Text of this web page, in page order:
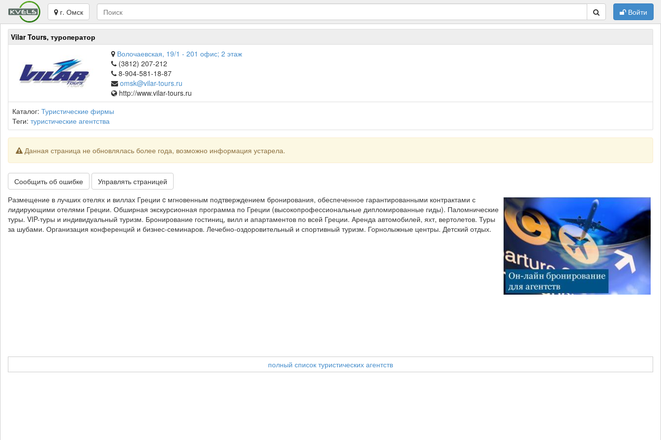
г. Омск Войти
Vilar Tours, туроператор
Волочаевская, 19/1 - 201 офис; 2 этаж
(3812) 207-212
8-904-581-18-87
omsk@vilar-tours.ru
http://www.vilar-tours.ru
Каталог: Туристические фирмы
Теги: туристические агентства
Данная страница не обновлялась более года, возможно информация устарела.
Сообщить об ошибке
Управлять страницей
Размещение в лучших отелях и виллах Греции c мгновенным подтверждением бронирования, обеспеченное гарантированными контрактами с
лидирующими отелями Греции. Обширная экскурсионная программа по Греции (высокопрофессиональные дипломированные гиды). Паломнические
туры. VIP-туры и индивидуальный туризм. Бронирование гостиниц, вилл и апартаментов по всей Греции. Аренда автомобилей, яхт, вертолетов. Туры
за шубами. Организация конференций и бизнес-семинаров. Лечебно-оздоровительный и спортивный туризм. Горнолыжные центры. Детский отдых.
полный список туристических агентств